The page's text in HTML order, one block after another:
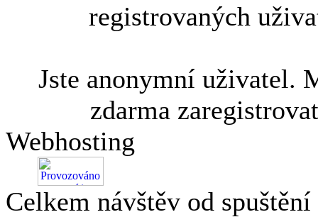
registrovaných
Jste anonymní uživatel.
zdarma
Webhosting
Celkem návštěv od